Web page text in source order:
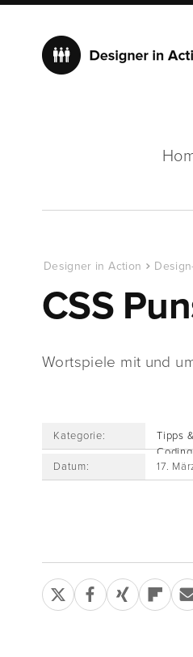
Designer in Action
CSS
Wortspiele mit und
Kategorie: Tipps
Coding
Datum:
17.